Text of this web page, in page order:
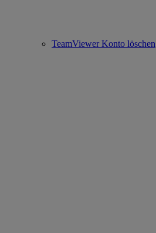
TeamViewer Konto löschen